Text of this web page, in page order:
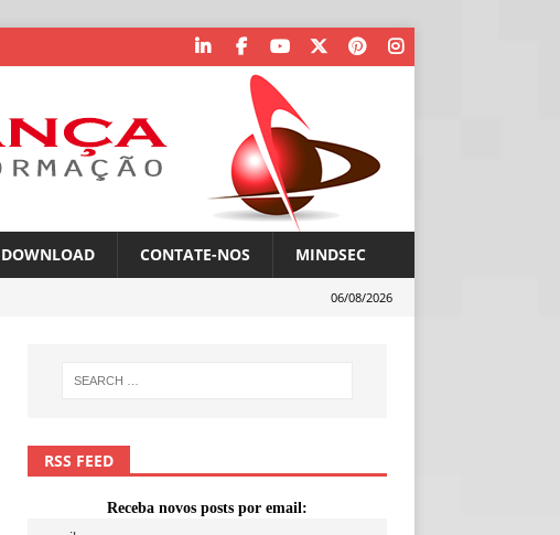
DOWNLOAD CONTATE-NOS MINDSEC
06/08/2026
RSS FEED
Receba novos posts por email: